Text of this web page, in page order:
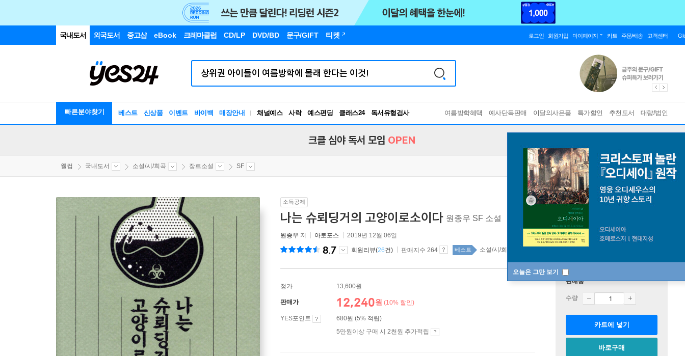
국내도서 외국도서 중고샵 eBook 크레마클럽 CD/LP DVD/BD 문구/GIFT 티켓 로그인 회원가입 마이페이지 카트 주문/배송 고객센터
빠른분야찾기 베스트 신상품 이벤트 바이백 매장안내 채널예스 사락 예스펀딩 클래스24
독서유형검사
RBTI Lab
여름방학혜택 예사단독판매 이달의사은품 특가할인 추천도서 대량/법인
오늘은 그만 보기
크클 심야 독서 모임 OPEN
웰컴 국내도서 소설/시/희곡 장르소설 SF
소득공제
나는 슈뢰딩거의 고양이로소이다 원종우 SF 소설
원종우 저 아토포스 2019년 12월 06일
8.7 회원리뷰(26건) 판매지수 264 베스트 소설/시/희곡 top100 1주
정가 13,600원
판매가 12,240원 (10% 할인)
YES포인트
680원 (5% 적립)
5만원이상 구매 시 2천원 추가적립
판매중
수량
카트에 넣기
바로구매